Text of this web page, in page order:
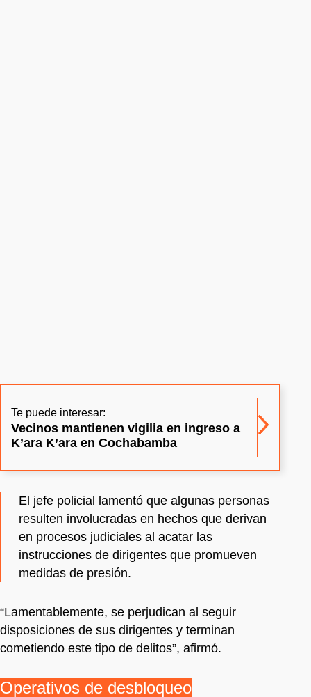
Te puede interesar:
Vecinos mantienen vigilia en ingreso a
K’ara K’ara en Cochabamba
El jefe policial lamentó que algunas personas
resulten involucradas en hechos que derivan
en procesos judiciales al acatar las
instrucciones de dirigentes que promueven
medidas de presión.
“Lamentablemente, se perjudican al seguir
disposiciones de sus dirigentes y terminan
cometiendo este tipo de delitos”, afirmó.
Operativos de desbloqueo